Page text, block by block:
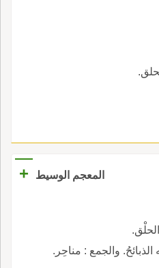
المعجم الوسيط +
الذبائحُ. والجمع : مناحِر.